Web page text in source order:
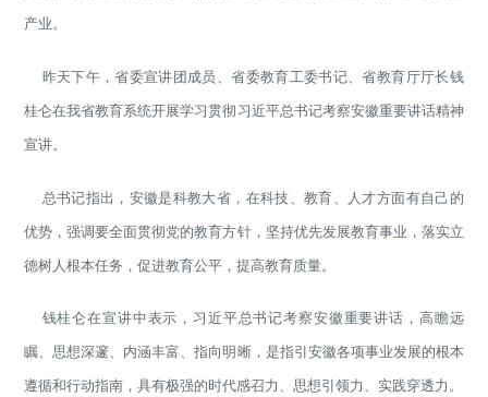
产业。
昨天下午，省委宣讲团成员、省委教育工委书记、省教育厅厅长钱
桂仑在我省教育系统开展学习贯彻习近平总书记考察安徽重要讲话精神
宣讲。
总书记指出，安徽是科教大省，在科技、教育、人才方面有自己的
优势，强调要全面贯彻党的教育方针，坚持优先发展教育事业，落实立
德树人根本任务，促进教育公平，提高教育质量。
钱桂仑在宣讲中表示，习近平总书记考察安徽重要讲话，高瞻远
瞩、思想深邃、内涵丰富、指向明晰，是指引安徽各项事业发展的根本
遵循和行动指南，具有极强的时代感召力、思想引领力、实践穿透力。